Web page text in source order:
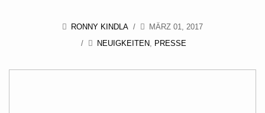
RONNY KINDLA
MÄRZ 01, 2017
NEUIGKEITEN, PRESSE